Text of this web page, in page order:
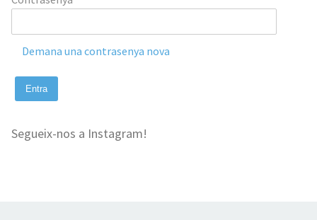
Demana una contrasenya nova
Segueix-nos a Instagram!